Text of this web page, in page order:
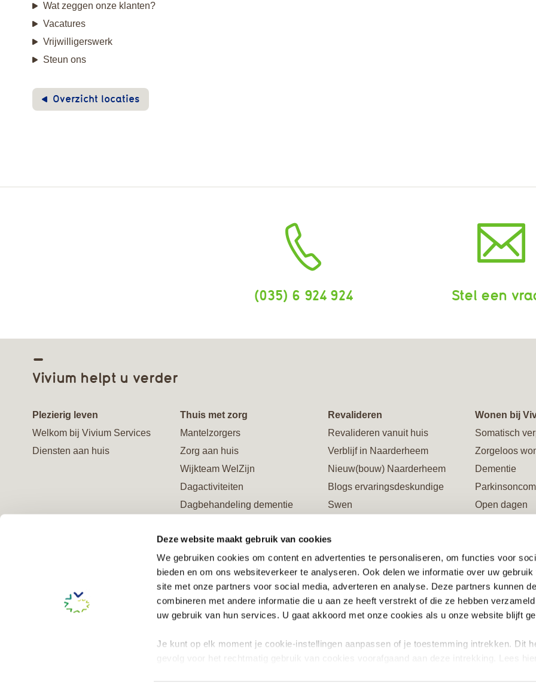
Deze website maakt gebruik van cookies
We gebruiken cookies om content en advertenties te personaliseren, om functies voor
bieden en om ons websiteverkeer te analyseren. Ook delen we informatie over uw gebruik
site met onze partners voor social media, adverteren en analyse. Deze partners kunnen
combineren met andere informatie die u aan ze heeft verstrekt of die ze hebben
uw gebruik van hun services. U gaat akkoord met onze cookies als u onze website blijft
Je kunt op elk moment je cookie-instellingen aanpassen of je toestemming intrekken. Dit
gevolg voor het rechtmatig gebruik van cookies voorafgaand aan deze intrekking. Lees
Wat zeggen onze klanten?
Vacatures
Vrijwilligerswerk
Steun ons
Overzicht locaties
(035) 6 924 924 Stel een
Vivium helpt u verder
Plezierig leven
Welkom bij Vivium Services
Diensten aan huis
Thuis met zorg
Mantelzorgers
Zorg aan huis
Wijkteam WelZijn
Dagactiviteiten
Dagbehandeling dementie
Advies en behandeling
Verzorgd logeren
Logeeropvang gemeente
Amsterdam (Wmo)
Steun ons en word Vriend
Revalideren
Revalideren vanuit huis
Verblijf in Naarderheem
Nieuw(bouw) Naarderheem
Blogs ervaringsdeskundige
Swen
Verblijf in Flevoburen
Vacatures/opleidingen/stages
Informatiewijzers en brochures
Steun ons en word Vriend
Wonen bij
Somatisch
Zorgeloos
Dementie
Open dagen
Steun ons en